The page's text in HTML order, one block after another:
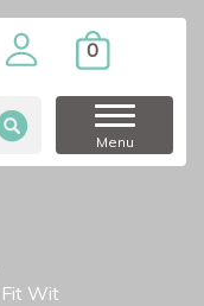
0
Menu
Wit